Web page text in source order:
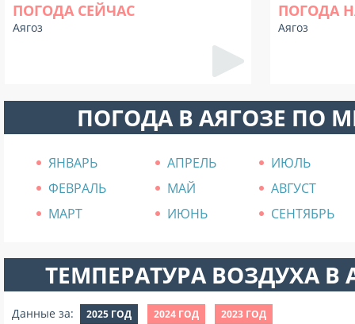
ПОГОДА СЕЙЧАС
Аягоз
ПОГОДА
Аягоз
ПОГОДА В АЯГОЗЕ ПО
ЯНВАРЬ АПРЕЛЬ
ИЮЛЬ
ФЕВРАЛЬ
МАЙ
АВГУСТ
МАРТ
ИЮНЬ СЕНТЯБРЬ
ТЕМПЕРАТУРА ВОЗДУХА В
Данные за: 2025 ГОД 2024 ГОД 2023 ГОД